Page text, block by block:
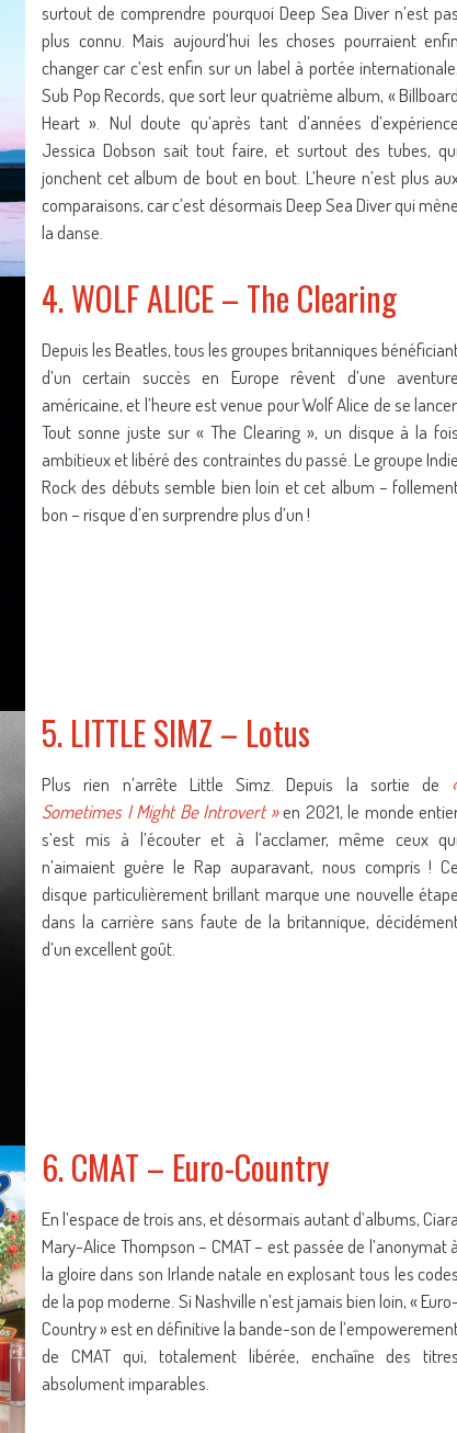
surtout de comprendre pourquoi Deep Sea Diver n’est pas
plus connu. Mais aujourd’hui les choses pourraient enfin
changer car c’est enfin sur un label à portée internationale,
Sub Pop Records, que sort leur quatrième album, « Billboard
Heart ». Nul doute qu’après tant d’années d’expérience
Jessica Dobson sait tout faire, et surtout des tubes,
jonchent cet album de bout en bout. L’heure n’est plus
comparaisons, car c’est désormais Deep Sea Diver qui mène
la danse.
4. WOLF ALICE – The Clearing
Depuis les Beatles, tous les groupes britanniques
d’un certain succès en Europe rêvent d’une aventure
américaine, et l’heure est venue pour Wolf Alice de se lancer.
Tout sonne juste sur « The Clearing », un disque à la fois
ambitieux et libéré des contraintes du passé. Le groupe Indie
Rock des débuts semble bien loin et cet album –
bon – risque d’en surprendre plus d’un !
5. LITTLE SIMZ – Lotus
Plus rien n’arrête Little Simz. Depuis la sortie de
Sometimes I Might Be Introvert »en 2021, le monde
s’est mis à l’écouter et à l’acclamer, même ceux
n’aimaient guère le Rap auparavant, nous compris ! Ce
disque particulièrement brillant marque une nouvelle étape
dans la carrière sans faute de la britannique,
d’un excellent goût.
6. CMAT – Euro-Country
En l’espace de trois ans, et désormais autant d’albums, Ciara
Mary-Alice Thompson – CMAT – est passée de l’anonymat à
la gloire dans son Irlande natale en explosant tous les codes
de la pop moderne. Si Nashville n’est jamais bien loin, « Euro-
Country » est en définitive la bande-son de
de CMAT qui, totalement libérée, enchaîne des titres
absolument imparables.